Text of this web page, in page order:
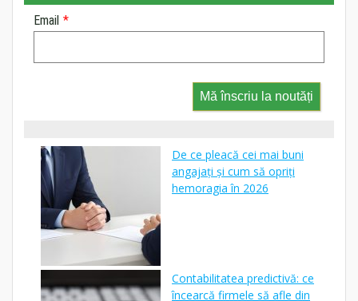
Email *
Mă înscriu la noutăți
De ce pleacă cei mai buni
angajați și cum să opriți
hemoragia în 2026
Contabilitatea predictivă: ce
încearcă firmele să afle din